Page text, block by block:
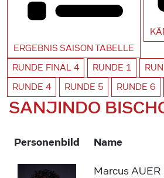
ERGEBNIS SAISON TABELLE
RUNDE FINAL 4 RUNDE 1
RUNDE 4 RUNDE 5 RUNDE 6
SANJINDO
Personenbild Name
Marcus AUER